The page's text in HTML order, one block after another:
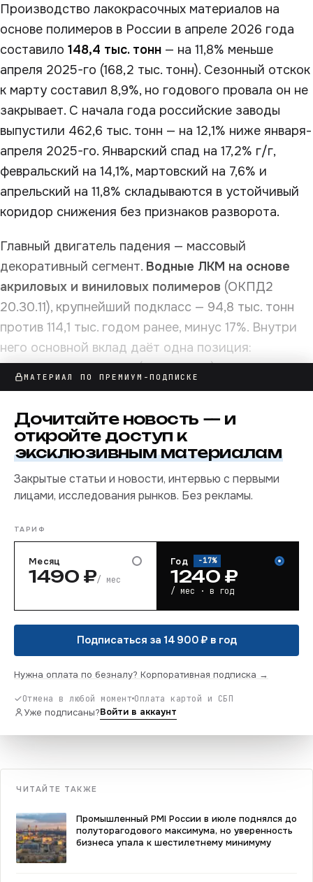
Производство лакокрасочных материалов на
основе полимеров в России в апреле 2026 года
составило 148,4 тыс. тонн — на 11,8% меньше
апреля 2025-го (168,2 тыс. тонн). Сезонный отскок
к марту составил 8,9%, но годового провала он не
закрывает. С начала года российские заводы
выпустили 462,6 тыс. тонн — на 12,1% ниже января-
апреля 2025-го. Январский спад на 17,2% г/г,
февральский на 14,1%, мартовский на 7,6% и
апрельский на 11,8% складываются в устойчивый
коридор снижения без признаков разворота.
Главный двигатель падения — массовый
декоративный сегмент. Водные ЛКМ на основе
акриловых и виниловых полимеров (ОКПД2
20.30.11), крупнейший подкласс — 94,8 тыс. тонн
против 114,1 тыс. годом ранее, минус 17%. Внутри
него основной вклад даёт одна позиция:
акриловые грунтовки(20.30.11.130) — 42,2 тыс.
тонн против 59,6 тыс. в апреле 2025-го, минус
29,3%. Акриловые краски (20.30.11.120) просели
заметно мягче (−4,1%), а лаки прибавили.
Грунтовка наносится первой, до краски, поэтому
охлаждение строительного и ремонтного спроса.
МАТЕРИАЛ ПО ПРЕМИУМ-ПОДПИСКЕ
Дочитайте новость — и
откройте доступ к
эксклюзивным материалам
Закрытые статьи и новости, интервью с первыми
лицами, исследования рынков. Без рекламы.
ТАРИФ
Месяц
1490 ₽/ мес
Год −17%
1240 ₽
/ мес · в год
Подписаться за 14 900 ₽ в год
Нужна оплата по безналу? Корпоративная подписка →
Отмена в любой момент Оплата картой и СБП
Уже подписаны?Войти в аккаунт
ЧИТАЙТЕ ТАКЖЕ
Промышленный PMI России в июле поднялся до
полуторагодового максимума, но уверенность
бизнеса упала к шестилетнему минимуму